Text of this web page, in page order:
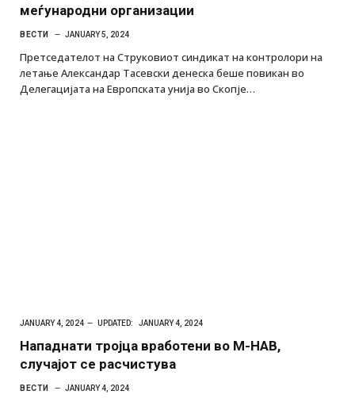
меѓународни организации
ВЕСТИ JANUARY 5, 2024
Претседателот на Струковиот синдикат на контролори на
летање Александар Тасевски денеска беше повикан во
Делегацијата на Европската унија во Скопје…
JANUARY 4, 2024 UPDATED: JANUARY 4, 2024
Нападнати тројца вработени во М-НАВ,
случајот се расчистува
ВЕСТИ JANUARY 4, 2024